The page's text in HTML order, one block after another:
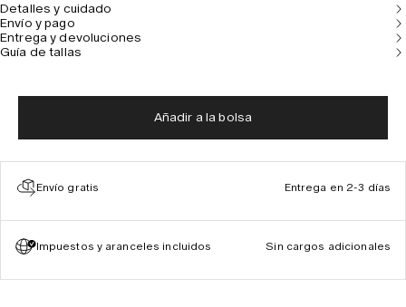
Detalles y cuidado
Envío y pago
Entrega y devoluciones
Guía de tallas
Añadir a la bolsa
Envío gratis Entrega en 2-3 días
Impuestos y aranceles incluidos Sin cargos adicionales